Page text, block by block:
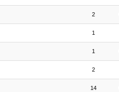
2
1
1
2
14